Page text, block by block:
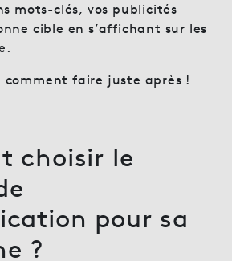
mots-clés, vos publicités
cible en s’affichant sur les
comment faire juste après !
choisir le
pour sa
?